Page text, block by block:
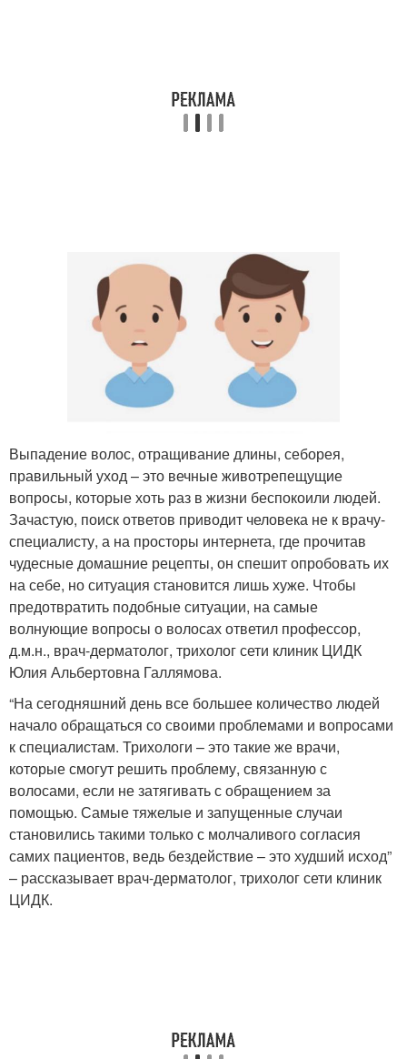
Выпадение волос, отращивание длины, себорея,
правильный уход – это вечные животрепещущие
вопросы, которые хоть раз в жизни беспокоили людей.
Зачастую, поиск ответов приводит человека не к врачу-
специалисту, а на просторы интернета, где прочитав
чудесные домашние рецепты, он спешит опробовать их
на себе, но ситуация становится лишь хуже. Чтобы
предотвратить подобные ситуации, на самые
волнующие вопросы о волосах ответил профессор,
д.м.н., врач-дерматолог, трихолог сети клиник ЦИДК
Юлия Альбертовна Галлямова.
“На сегодняшний день все большее количество людей
начало обращаться со своими проблемами и вопросами
к специалистам. Трихологи – это такие же врачи,
которые смогут решить проблему, связанную с
волосами, если не затягивать с обращением за
помощью. Самые тяжелые и запущенные случаи
становились такими только с молчаливого согласия
самих пациентов, ведь бездействие – это худший исход”
– рассказывает врач-дерматолог, трихолог сети клиник
ЦИДК.